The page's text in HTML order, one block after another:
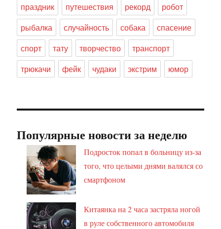
праздник
путешествия рекорд
робот
рыбалка
случайность собака
спасение
спорт
тату творчество
транспорт
трюкачи
фейк чудаки экстрим юмор
Популярные новости за неделю
Подросток попал в больницу из-за
того, что целыми днями валялся со
смартфоном
Китаянка на 2 часа застряла ногой
в руле собственного автомобиля